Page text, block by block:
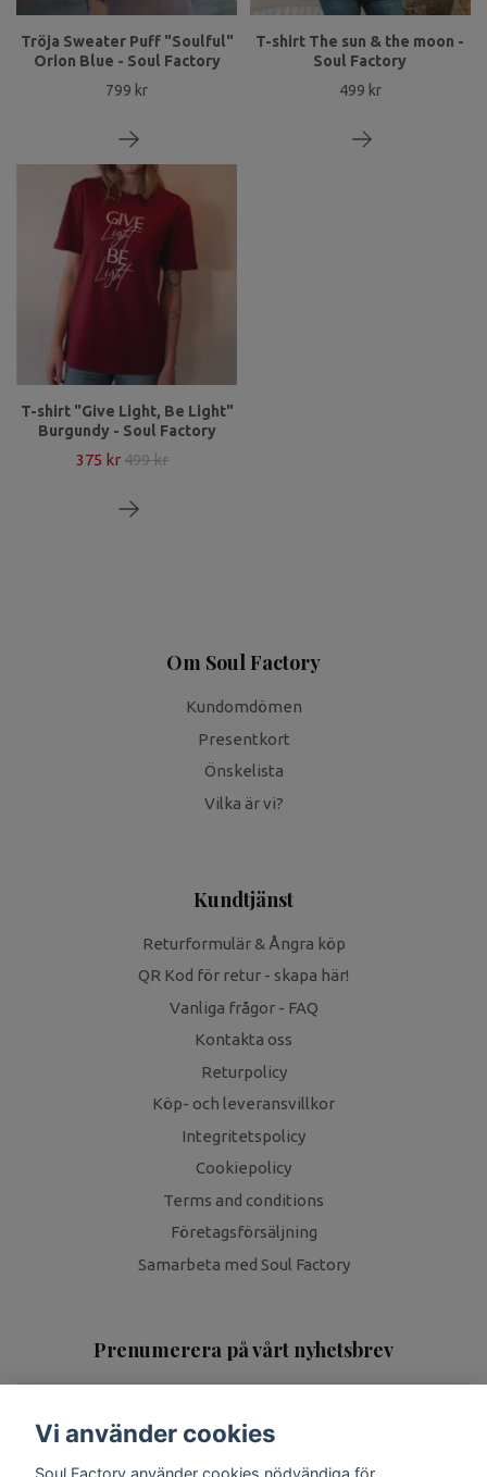
Tröja Sweater Puff "Soulful"
Orion Blue - Soul Factory
799 kr
T-shirt The sun & the moon -
Soul Factory
499 kr
T-shirt "Give Light, Be Light"
Burgundy - Soul Factory
375 kr 499 kr
Om Soul Factory
Kundomdömen
Presentkort
Önskelista
Vilka är vi?
Kundtjänst
Returformulär & Ångra köp
QR Kod för retur - skapa här!
Vanliga frågor - FAQ
Kontakta oss
Returpolicy
Köp- och leveransvillkor
Integritetspolicy
Cookiepolicy
Terms and conditions
Företagsförsäljning
Samarbeta med Soul Factory
Prenumerera på vårt nyhetsbrev
Vi använder cookies
Soul Factory använder cookies nödvändiga för